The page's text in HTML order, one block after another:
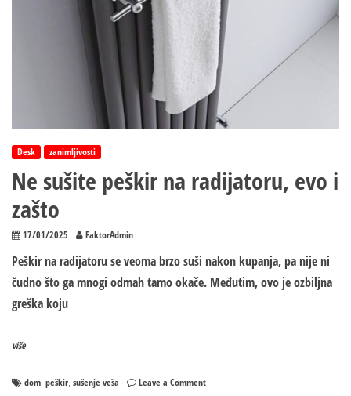
Desk zanimljivosti
Ne sušite peškir na radijatoru, evo i
zašto
17/01/2025 FaktorAdmin
Peškir na radijatoru se veoma brzo suši nakon kupanja, pa nije ni
čudno što ga mnogi odmah tamo okače. Međutim, ovo je ozbiljna
greška koju
više
dom, peškir, sušenje veša Leave a Commenton